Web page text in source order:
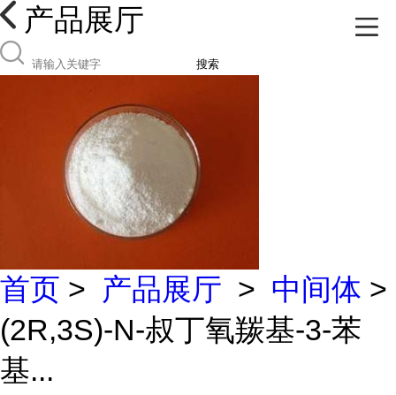
产品展厅
搜索
首页 > 产品展厅 > 中间体 >
(2R,3S)-N-叔丁氧羰基-3-苯
基...